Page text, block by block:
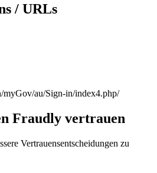
/ URLs
myGov/au/Sign-in/index4.php/
Fraudly vertrauen
Vertrauensentscheidungen zu